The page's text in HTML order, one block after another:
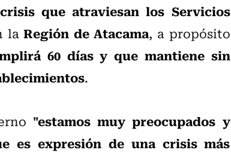
que atraviesan los Servicios
laRegión de Atacama, a propósito
60 días y que mantiene sin
.
"estamos muy preocupados y
es expresión de una crisis más